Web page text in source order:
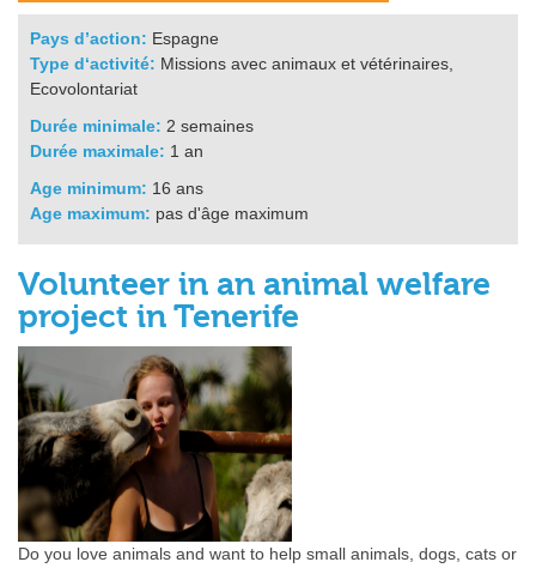
Pays d’action: Espagne
Type d‘activité: Missions avec animaux et vétérinaires,
Ecovolontariat
Durée minimale: 2 semaines
Durée maximale: 1 an
Age minimum: 16 ans
Age maximum: pas d'âge maximum
Volunteer in an animal welfare
project in Tenerife
Do you love animals and want to help small animals, dogs, cats or